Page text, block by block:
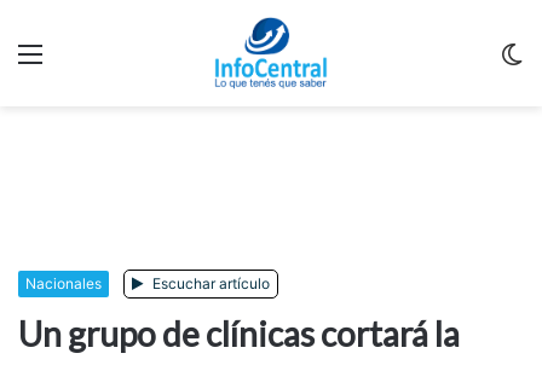
Nacionales Escuchar artículo
Un grupo de clínicas cortará la